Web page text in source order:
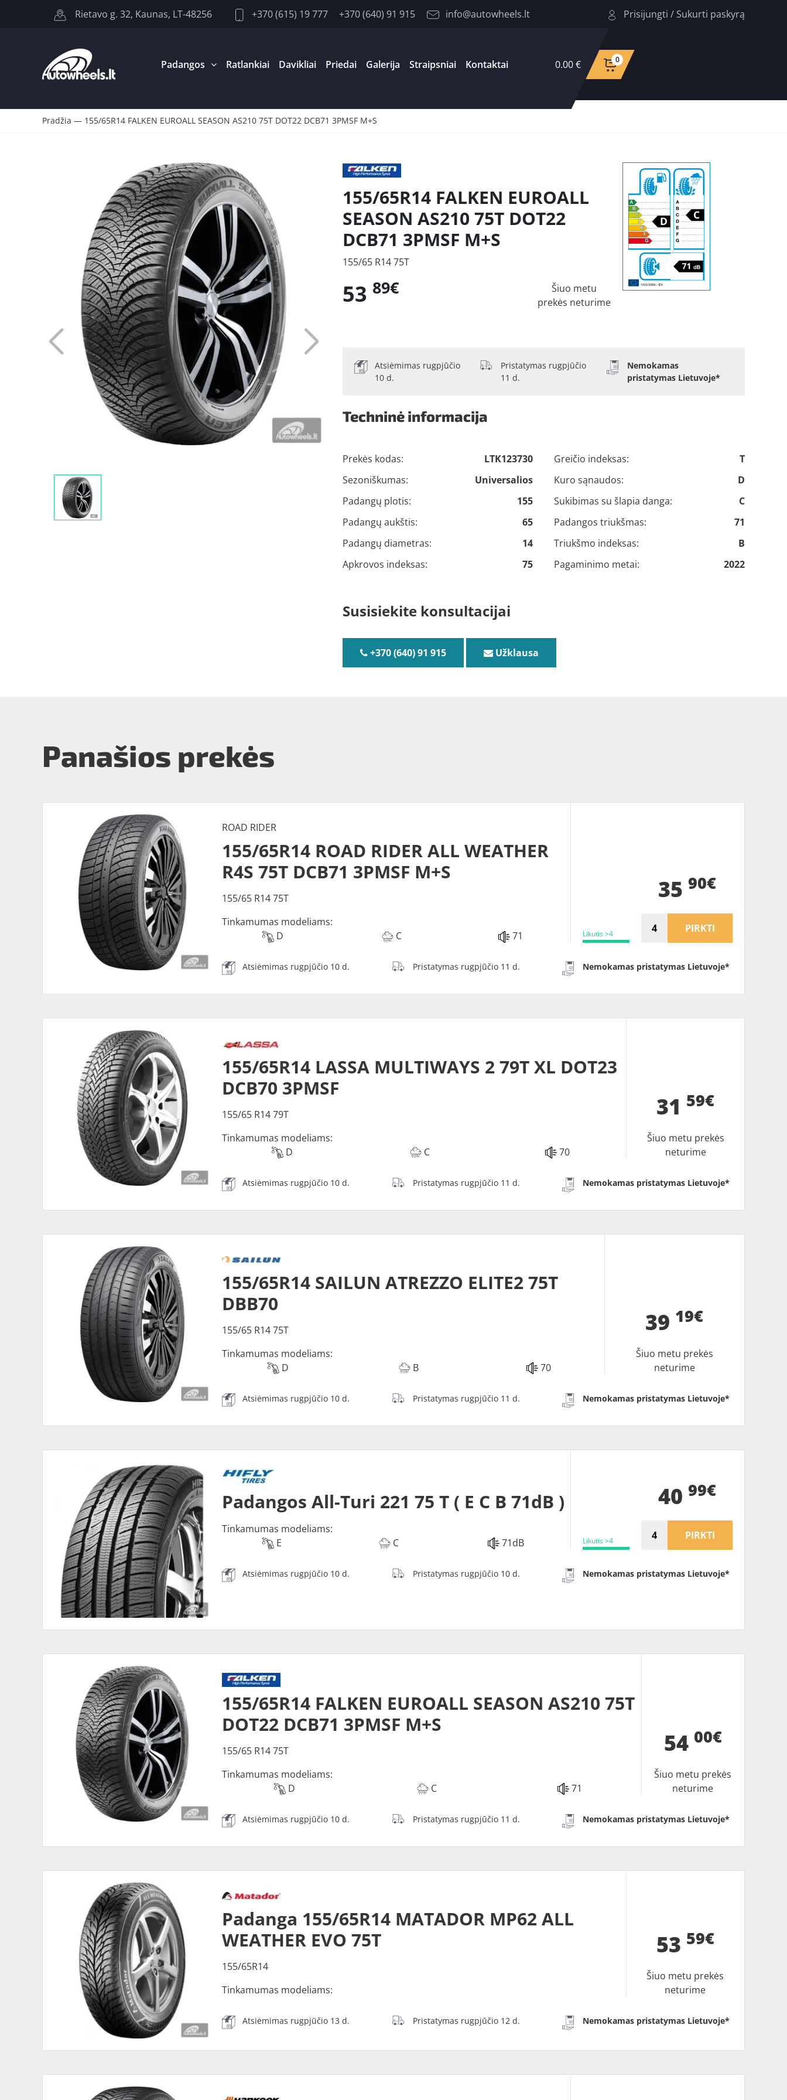
Rietavo g. 32, Kaunas, LT-48256 +370 (615) 19 777 +370 (640) 91 915 info@autowheels.lt Prisijungti / Sukurti paskyrą
Padangos Ratlankiai Davikliai Priedai Galerija Straipsniai Kontaktai 0.00 € 0
Pradžia — 155/65R14 FALKEN EUROALL SEASON AS210 75T DOT22 DCB71 3PMSF M+S
155/65R14 FALKEN EUROALL
SEASON AS210 75T DOT22
DCB71 3PMSF M+S
155/65 R14 75T
53 89€
Šiuo metu
prekės neturime
Atsiėmimas rugpjūčio
10 d.
Pristatymas rugpjūčio
11 d.
Nemokamas
pristatymas Lietuvoje*
Techninė informacija
Prekės kodas:
LTK123730
Sezoniškumas:
Universalios
Padangų plotis:
155
Padangų aukštis:
65
Padangų diametras:
14
Apkrovos indeksas:
75
Greičio indeksas:
T
Kuro sąnaudos:
D
Sukibimas su šlapia danga:
C
Padangos triukšmas:
71
Triukšmo indeksas:
B
Pagaminimo metai:
2022
Susisiekite konsultacijai
+370 (640) 91 915 Užklausa
Panašios prekės
ROAD RIDER
155/65R14 ROAD RIDER ALL WEATHER
R4S 75T DCB71 3PMSF M+S
155/65 R14 75T
Tinkamumas modeliams:
D
C 71 Likutis >4
35 90€
PIRKTI
Atsiėmimas rugpjūčio 10 d. Pristatymas rugpjūčio 11 d. Nemokamas pristatymas Lietuvoje*
155/65R14 LASSA MULTIWAYS 2 79T XL DOT23
DCB70 3PMSF
155/65 R14 79T
Tinkamumas modeliams:
D
C 70
31 59€
Šiuo metu prekės
neturime
Atsiėmimas rugpjūčio 10 d. Pristatymas rugpjūčio 11 d. Nemokamas pristatymas Lietuvoje*
155/65R14 SAILUN ATREZZO ELITE2 75T
DBB70
155/65 R14 75T
Tinkamumas modeliams:
D
B 70
39 19€
Šiuo metu prekės
neturime
Atsiėmimas rugpjūčio 10 d. Pristatymas rugpjūčio 11 d. Nemokamas pristatymas Lietuvoje*
Padangos All-Turi 221 75 T ( E C B 71dB )
Tinkamumas modeliams:
E
C 71dB Likutis >4
40 99€
PIRKTI
Atsiėmimas rugpjūčio 10 d. Pristatymas rugpjūčio 10 d. Nemokamas pristatymas Lietuvoje*
155/65R14 FALKEN EUROALL SEASON AS210 75T
DOT22 DCB71 3PMSF M+S
155/65 R14 75T
Tinkamumas modeliams:
D
C 71
54 00€
Šiuo metu prekės
neturime
Atsiėmimas rugpjūčio 10 d. Pristatymas rugpjūčio 11 d. Nemokamas pristatymas Lietuvoje*
Padanga 155/65R14 MATADOR MP62 ALL
WEATHER EVO 75T
155/65R14
Tinkamumas modeliams:
53 59€
Šiuo metu prekės
neturime
Atsiėmimas rugpjūčio 13 d. Pristatymas rugpjūčio 12 d. Nemokamas pristatymas Lietuvoje*